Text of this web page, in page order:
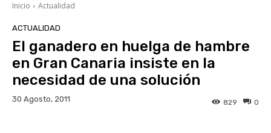
Inicio Actualidad
ACTUALIDAD
El ganadero en huelga de hambre
en Gran Canaria insiste en la
necesidad de una solución
30 Agosto, 2011 0
829